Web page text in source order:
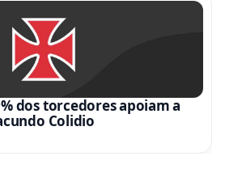
dos torcedores apoiam a
Colidio